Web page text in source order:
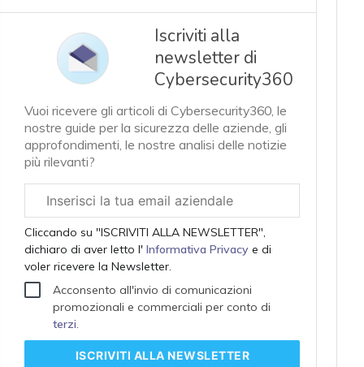
Iscriviti alla
newsletter di
Cybersecurity360
Vuoi ricevere gli articoli di Cybersecurity360, le
nostre guide per la sicurezza delle aziende, gli
approfondimenti, le nostre analisi delle notizie
più rilevanti?
aziendale
Cliccando su "ISCRIVITI ALLA NEWSLETTER",
dichiaro di aver letto l' Informativa Privacye di
voler ricevere la Newsletter.
Acconsento all'invio di comunicazioni
promozionali e commerciali per conto di
terzi.
ISCRIVITI ALLA NEWSLETTER